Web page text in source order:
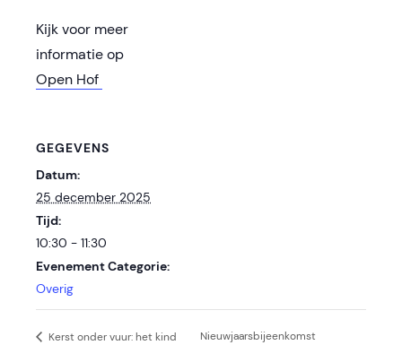
Kijk voor meer
informatie op
Open Hof
GEGEVENS
Datum:
25 december 2025
Tijd:
10:30 - 11:30
Evenement Categorie:
Overig
Kerst onder vuur: het kind
Nieuwjaarsbijeenkomst